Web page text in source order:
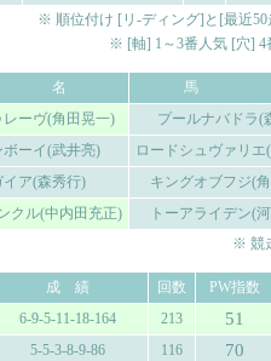
※ 順位付け [リ-ディング]と[最近
※ [軸] 1～3番人気 [穴] 4
名
馬
ーヴ(角田晃一)
プールナバドラ(
ボーイ(武井亮)
ロードシュヴァリエ
イア(森秀行)
キングオブフジ(
クル(中内田充正)
トーアライデン(
※ 競
成 績 回数
PW指数
6-9-5-11-18-164 213 51
5-5-3-8-9-86 116 70